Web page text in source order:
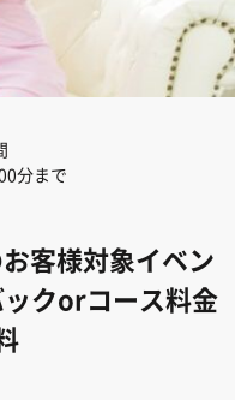
分まで
客様対象イベン
ックorコース料金